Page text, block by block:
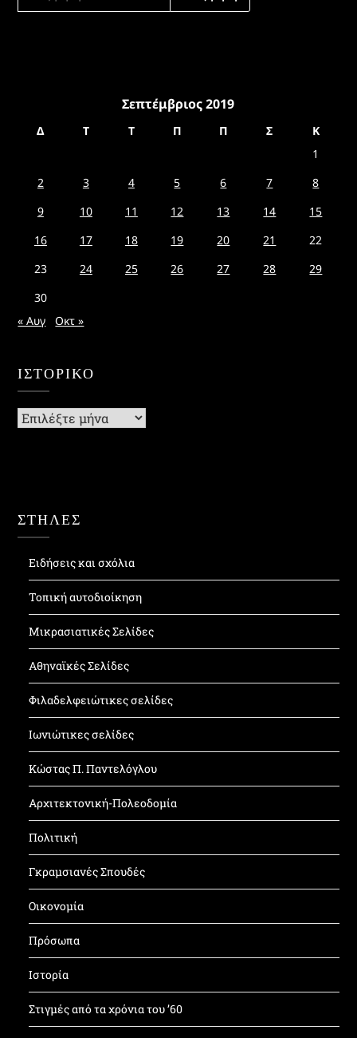
Σεπτέμβριος 2019
Δ Τ Τ Π Π Σ
Κ
1
2
3 4 5 6 7
8
9
10 11 12 13 14
15
16
17 18 19 20 21
22
23
24 25 26 27 28
29
30
« Αυγ
Οκτ »
ΙΣΤΟΡΙΚΌ
Ιστορικό
ΣΤΗΛΕΣ
Ειδήσεις και σχόλια
Τοπική αυτοδιοίκηση
Μικρασιατικές Σελίδες
Αθηναϊκές Σελίδες
Φιλαδελφειώτικες σελίδες
Ιωνιώτικες σελίδες
Κώστας Π. Παντελόγλου
Αρχιτεκτονική-Πολεοδομία
Πολιτική
Γκραμσιανές Σπουδές
Οικονομία
Πρόσωπα
Ιστορία
Στιγμές από τα χρόνια του ’60